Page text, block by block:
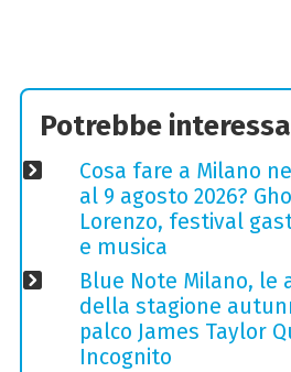
Potrebbe
Cosa fare a Milano
al 9 agosto 2026?
Lorenzo, festival
e musica
Blue Note Milano, le
della stagione
palco James Taylor
Incognito